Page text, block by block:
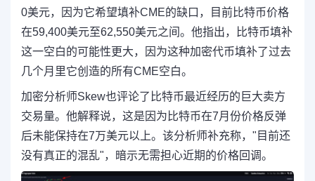
0美元，因为它希望填补CME的缺口，目前比特币价格
在59,400美元至62,550美元之间。他指出，比特币填补
这一空白的可能性更大，因为这种加密代币填补了过去
几个月里它创造的所有CME空白。
加密分析师Skew也评论了比特币最近经历的巨大卖方
交易量。他解释说，这是因为比特币在7月份价格反弹
后未能保持在7万美元以上。该分析师补充称，"目前还
没有真正的混乱"，暗示无需担心近期的价格回调。